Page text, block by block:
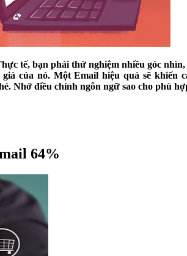
tế, bạn phải thử nghiệm nhiều góc
của nó. Một Email hiệu quả sẽ
Nhớ điều chỉnh ngôn ngữ sao cho phù
64%